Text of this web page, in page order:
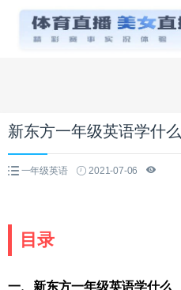
新东方一年级英语学什么
一年级英语 2021-07-06
目录
一、新东方一年级英语学什么